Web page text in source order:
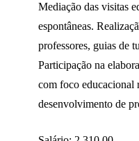
Mediação das visitas
espontâneas.
professores, guias de
Participação na
com foco educacional
desenvolvimento de